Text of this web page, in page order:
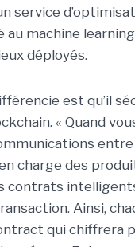
service
au machine
déployés.
est qu’il
« Quand
charge des
contrats
Ainsi,
qui chiffrera